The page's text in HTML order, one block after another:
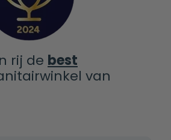
rij de best
van